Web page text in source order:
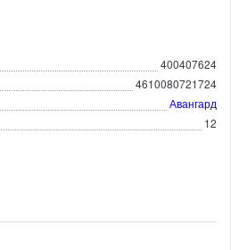
400407624
4610080721724
Авангард
12